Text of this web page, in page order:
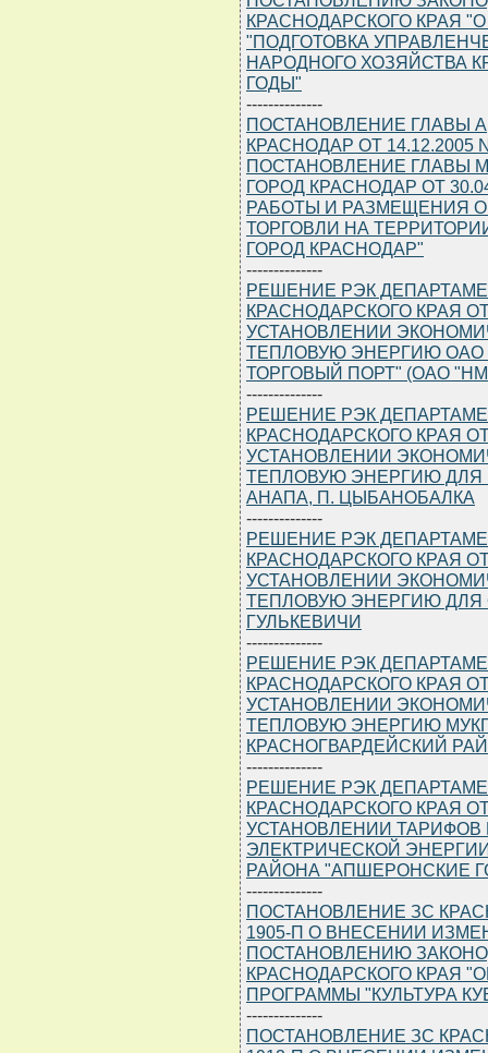
КРАСНОДАРСКОГО КРАЯ
"ПОДГОТОВКА
НАРОДНОГО ХОЗЯЙСТВА
ГОДЫ"
--------------
ПОСТАНОВЛЕНИЕ ГЛАВЫ
КРАСНОДАР ОТ
ПОСТАНОВЛЕНИЕ ГЛАВЫ
ГОРОД КРАСНОДАР ОТ
РАБОТЫ И РАЗМЕЩЕНИЯ
ТОРГОВЛИ НА
ГОРОД КРАСНОДАР"
--------------
РЕШЕНИЕ РЭК
КРАСНОДАРСКОГО КРАЯ ОТ
УСТАНОВЛЕНИИ
ТЕПЛОВУЮ ЭНЕРГИЮ
ТОРГОВЫЙ ПОРТ" (ОАО
--------------
РЕШЕНИЕ РЭК
КРАСНОДАРСКОГО КРАЯ ОТ
УСТАНОВЛЕНИИ
ТЕПЛОВУЮ ЭНЕРГИЮ ДЛЯ
АНАПА, П. ЦЫБАНОБАЛКА
--------------
РЕШЕНИЕ РЭК
КРАСНОДАРСКОГО КРАЯ ОТ
УСТАНОВЛЕНИИ
ТЕПЛОВУЮ ЭНЕРГИЮ ДЛЯ
ГУЛЬКЕВИЧИ
--------------
РЕШЕНИЕ РЭК
КРАСНОДАРСКОГО КРАЯ ОТ
УСТАНОВЛЕНИИ
ТЕПЛОВУЮ ЭНЕРГИЮ
КРАСНОГВАРДЕЙСКИЙ
--------------
РЕШЕНИЕ РЭК
КРАСНОДАРСКОГО КРАЯ ОТ
УСТАНОВЛЕНИИ ТАРИФОВ
ЭЛЕКТРИЧЕСКОЙ
РАЙОНА "АПШЕРОНСКИЕ
--------------
ПОСТАНОВЛЕНИЕ ЗС
1905-П О ВНЕСЕНИИ
ПОСТАНОВЛЕНИЮ
КРАСНОДАРСКОГО КРАЯ
ПРОГРАММЫ "КУЛЬТУРА
--------------
ПОСТАНОВЛЕНИЕ ЗС